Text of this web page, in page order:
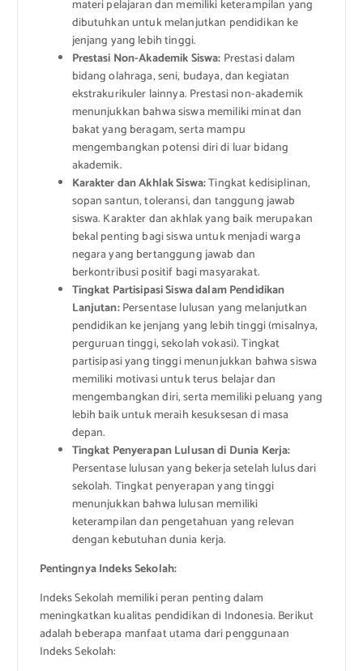
materi pelajaran dan memiliki keterampilan yang
dibutuhkan untuk melanjutkan pendidikan ke
jenjang yang lebih tinggi.
Prestasi Non-Akademik Siswa: Prestasi dalam
bidang olahraga, seni, budaya, dan kegiatan
ekstrakurikuler lainnya. Prestasi non-akademik
menunjukkan bahwa siswa memiliki minat dan
bakat yang beragam, serta mampu
mengembangkan potensi diri di luar bidang
akademik.
Karakter dan Akhlak Siswa:Tingkat kedisiplinan,
sopan santun, toleransi, dan tanggung jawab
siswa. Karakter dan akhlak yang baik merupakan
bekal penting bagi siswa untuk menjadi warga
negara yang bertanggung jawab dan
berkontribusi positif bagi masyarakat.
Tingkat Partisipasi Siswa dalam Pendidikan
Lanjutan:Persentase lulusan yang melanjutkan
pendidikan ke jenjang yang lebih tinggi (misalnya,
perguruan tinggi, sekolah vokasi). Tingkat
partisipasi yang tinggi menunjukkan bahwa siswa
memiliki motivasi untuk terus belajar dan
mengembangkan diri, serta memiliki peluang yang
lebih baik untuk meraih kesuksesan di masa
depan.
Tingkat Penyerapan Lulusan di Dunia Kerja:
Persentase lulusan yang bekerja setelah lulus dari
sekolah. Tingkat penyerapan yang tinggi
menunjukkan bahwa lulusan memiliki
keterampilan dan pengetahuan yang relevan
dengan kebutuhan dunia kerja.
Pentingnya Indeks Sekolah:
Indeks Sekolah memiliki peran penting dalam
meningkatkan kualitas pendidikan di Indonesia. Berikut
adalah beberapa manfaat utama dari penggunaan
Indeks Sekolah: